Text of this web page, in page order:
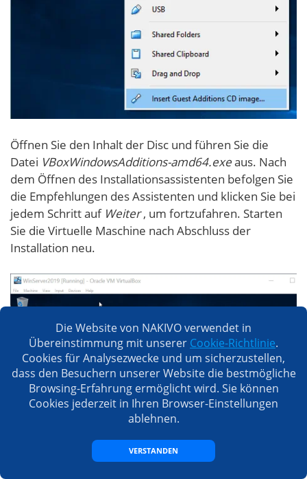
Öffnen Sie den Inhalt der Disc und führen Sie die
Datei VBoxWindowsAdditions-amd64.exeaus. Nach
dem Öffnen des Installationsassistenten befolgen Sie
die Empfehlungen des Assistenten und klicken Sie bei
jedem Schritt auf Weiter, um fortzufahren. Starten
Sie die Virtuelle Maschine nach Abschluss der
Installation neu.
Freigegebene Ordner und
Die Website von NAKIVO verwendet in
Übereinstimmung mit unserer Cookie-Richtlinie.
Cookies für Analysezwecke und um sicherzustellen,
dass den Besuchern unserer Website die bestmögliche
Browsing-Erfahrung ermöglicht wird. Sie können
Cookies jederzeit in Ihren Browser-Einstellungen
ablehnen.
VERSTANDEN